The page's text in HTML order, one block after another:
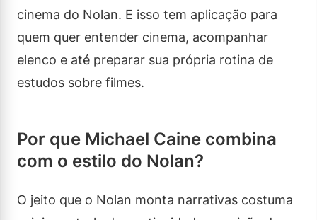
cinema do Nolan. E isso tem aplicação para
quem quer entender cinema, acompanhar
elenco e até preparar sua própria rotina de
estudos sobre filmes.
Por que Michael Caine combina
com o estilo do Nolan?
O jeito que o Nolan monta narrativas costuma